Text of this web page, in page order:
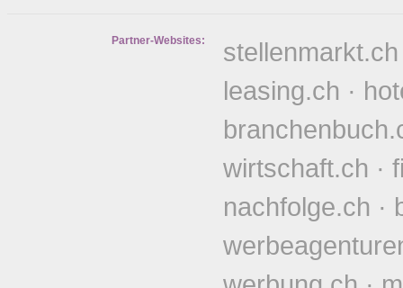
Partner-Websites: stellenmarkt.ch
leasing.ch ·
wirtschaft.ch ·
nachfolge.ch ·